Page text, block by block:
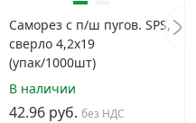
Саморез с п/ш пугов. SPS,
сверло 4,2х19
(упак/1000шт)
В наличии
42.96 руб. без НДС